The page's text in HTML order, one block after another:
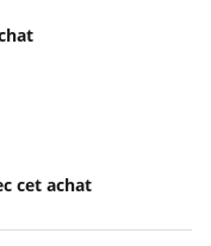
cet achat